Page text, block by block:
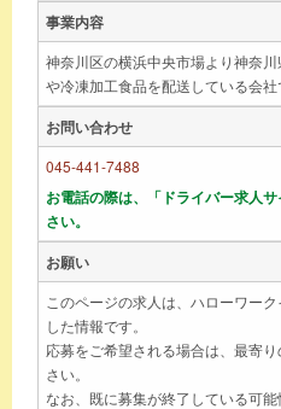
事業内容
神奈川区の横浜中央市場より神奈
や冷凍加工食品を配送している会社
お問い合わせ
045-441-7488
お電話の際は、「ドライバー求人
さい。
お願い
このページの求人は、ハローワー
した情報です。
応募をご希望される場合は、最寄
さい。
なお、既に募集が終了している可